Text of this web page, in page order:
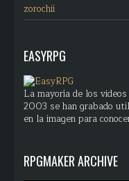
zorochii
EASYRPG
La mayoría de los
2003 se han grabado
en la imagen para
RPGMAKER ARCHIVE